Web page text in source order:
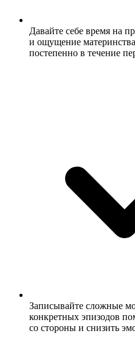
Давайте себе время на
и ощущение
постепенно в течение
Записывайте сложные
конкретных эпизодов
со стороны и снизить